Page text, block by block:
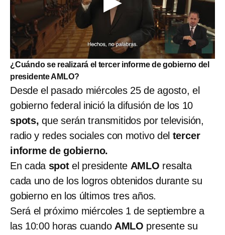
¿Cuándo se realizará el tercer informe de gobierno del
presidente AMLO?
Desde el pasado miércoles 25 de agosto, el
gobierno federal inició la difusión de los 10
spots, que serán transmitidos por televisión,
radio y redes sociales con motivo del tercer
informe de gobierno.
En cada spotel presidente AMLO resalta
cada uno de los logros obtenidos durante su
gobierno en los últimos tres años.
Será el próximo miércoles 1 de septiembre a
las 10:00 horas cuando AMLO presente su